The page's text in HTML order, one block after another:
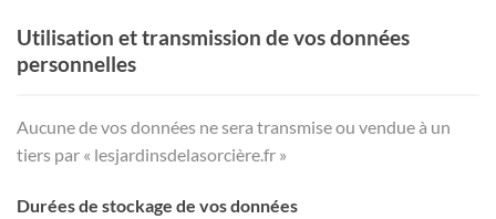
Utilisation et transmission de vos données
personnelles
Aucune de vos données ne sera transmise ou vendue à un
tiers par « lesjardinsdelasorcière.fr »
Durées de stockage de vos données